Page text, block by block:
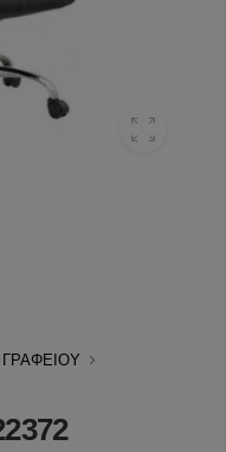
ΓΡΑΦΕΙΟΥ